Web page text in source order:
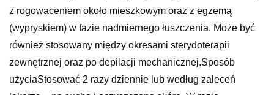
z rogowaceniem około mieszkowym oraz z egzemą
(wypryskiem) w fazie nadmiernego łuszczenia. Może być
również stosowany między okresami sterydoterapii
zewnętrznej oraz po depilacji mechanicznej.Sposób
użyciaStosować 2 razy dziennie lub według zaleceń